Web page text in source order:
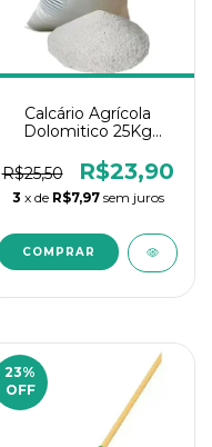
Calcário Agrícola
Dolomitico 25Kg
R$25,50
R$23,90
3 x de R$7,97 sem juros
23%
OFF